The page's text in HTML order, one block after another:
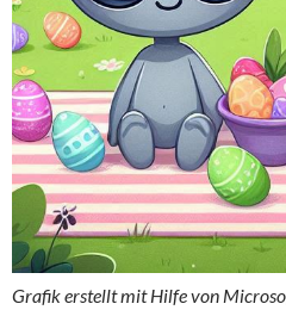
Grafik erstellt mit Hilfe von